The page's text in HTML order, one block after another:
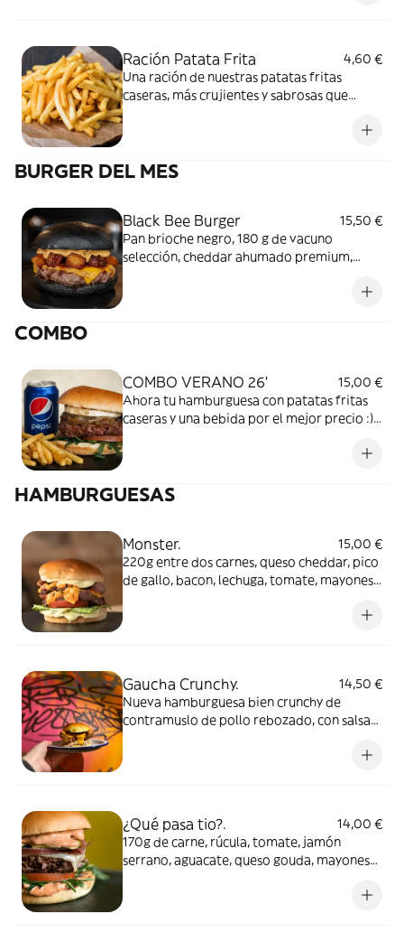
Ración Patata Frita
4,60 €
Una ración de nuestras patatas fritas
caseras, más crujientes y sabrosas que
BURGER DEL MES
Black Bee Burger
15,50 €
Pan brioche negro, 180 g de vacuno
selección, cheddar ahumado premium,
COMBO
COMBO VERANO 26'
15,00 €
Ahora tu hamburguesa con patatas fritas
caseras y una bebida por el mejor precio :)
HAMBURGUESAS
Monster.
15,00 €
220g entre dos carnes, queso cheddar, pico
de gallo, bacon, lechuga, tomate, mayonesa
Gaucha Crunchy.
14,50 €
Nueva hamburguesa bien crunchy de
contramuslo de pollo rebozado, con salsa
¿Qué pasa tio?.
14,00 €
170g de carne, rúcula, tomate, jamón
serrano, aguacate, queso gouda, mayonesa